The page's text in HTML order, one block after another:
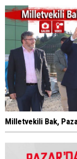
Milletvekili Bak,